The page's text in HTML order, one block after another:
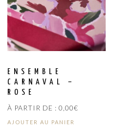
ENSEMBLE
CARNAVAL –
ROSE
À PARTIR DE : 0,00€
AJOUTER AU PANIER